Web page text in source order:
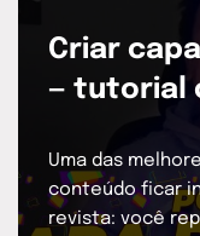
Criar
— tutorial
Uma das
conteúdo ficar
revista: você